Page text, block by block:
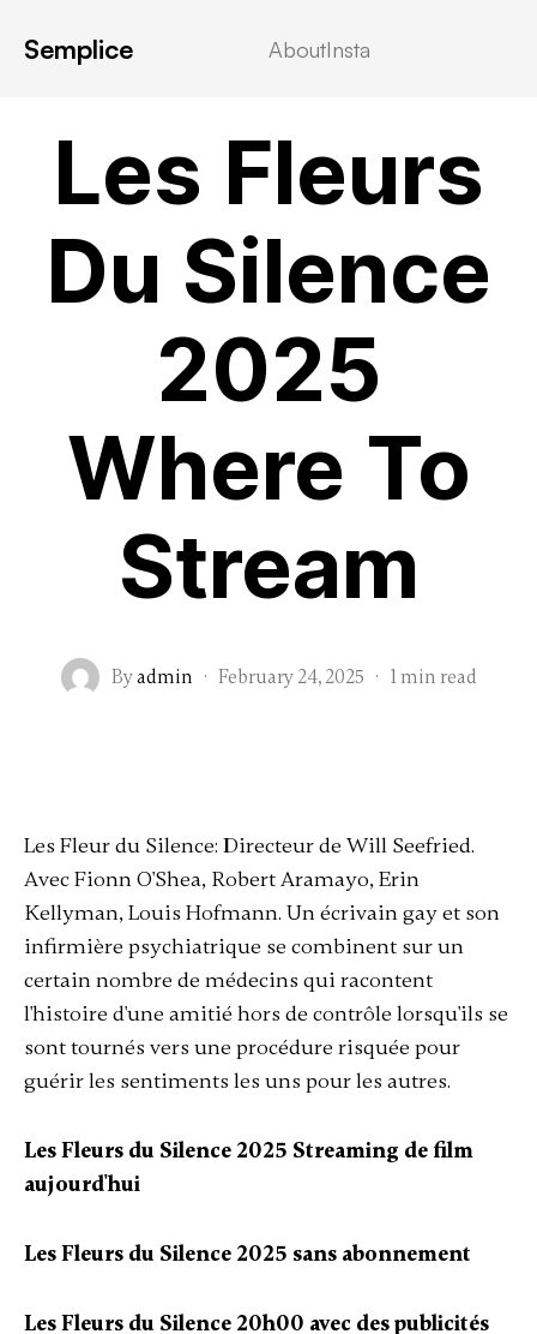
Semplice AboutInsta
Les Fleurs
Du Silence
2025
Where To
Stream
Byadmin · February 24, 2025 · 1 min read
Les Fleur du Silence: Directeur de Will Seefried.
Avec Fionn O'Shea, Robert Aramayo, Erin
Kellyman, Louis Hofmann. Un écrivain gay et son
infirmière psychiatrique se combinent sur un
certain nombre de médecins qui racontent
l'histoire d'une amitié hors de contrôle lorsqu'ils se
sont tournés vers une procédure risquée pour
guérir les sentiments les uns pour les autres.
Les Fleurs du Silence 2025 Streaming de film
aujourd'hui
Les Fleurs du Silence 2025 sans abonnement
Les Fleurs du Silence 20h00 avec des publicités